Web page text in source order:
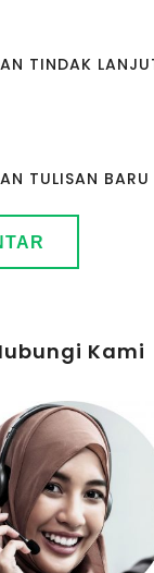
TINDAK
TULISAN BARU
Kami